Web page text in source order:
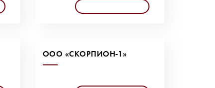
ООО «СКОРПИОН-1»